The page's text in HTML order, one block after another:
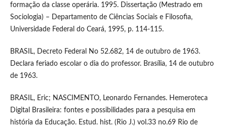
formação da classe operária. 1995. Dissertação (Mestrado em
Sociologia) – Departamento de Ciências Sociais e Filosofia,
Universidade Federal do Ceará, 1995, p. 114-115.
BRASIL, Decreto Federal No 52.682, 14 de outubro de 1963.
Declara feriado escolar o dia do professor. Brasília, 14 de outubro
de 1963.
BRASIL, Eric; NASCIMENTO, Leonardo Fernandes. Hemeroteca
Digital Brasileira: fontes e possibilidades para a pesquisa em
história da Educação. Estud. hist. (Rio J.) vol.33 no.69 Rio de